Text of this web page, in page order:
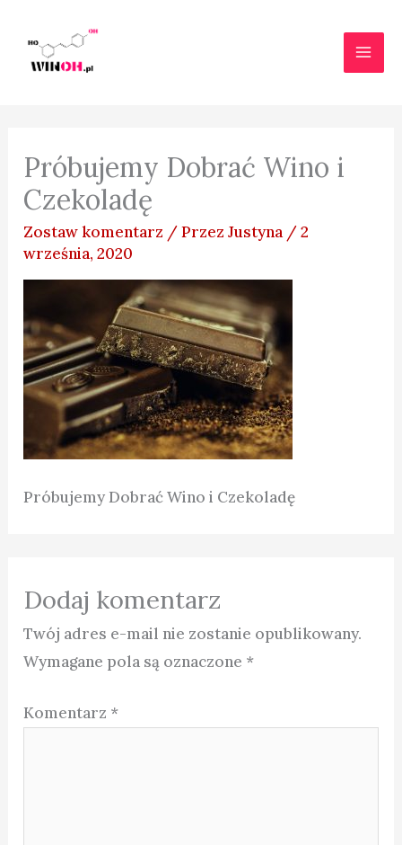
treści
Próbujemy Dobrać Wino i
Czekoladę
Zostaw komentarz / PrzezJustyna /2
września, 2020
Próbujemy Dobrać Wino i Czekoladę
Dodaj komentarz
Twój adres e-mail nie zostanie opublikowany.
Wymagane pola są oznaczone *
Komentarz *